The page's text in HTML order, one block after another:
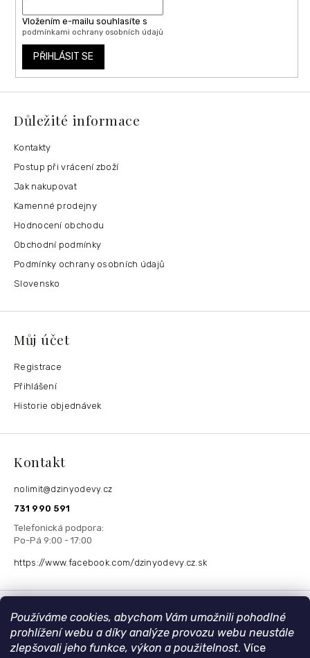
Používáme cookies, abychom Vám umožnili pohodlné
prohlížení webu a díky analýze provozu webu neustále
zlepšovali jeho funkce, výkon a použitelnost. Více
Vložením e-mailu souhlasíte s
podmínkami ochrany osobních údajů
PŘIHLÁSIT SE
Důležité informace
Kontakty
Postup při vrácení zboží
Jak nakupovat
Kamenné prodejny
Hodnocení obchodu
Obchodní podmínky
Podmínky ochrany osobních údajů
Slovensko
Můj účet
Registrace
Přihlášení
Historie objednávek
Kontakt
nolimit@dzinyodevy.cz
731 990 591
https://www.facebook.com/dzinyodevy.cz.sk
Přijímáme online platby